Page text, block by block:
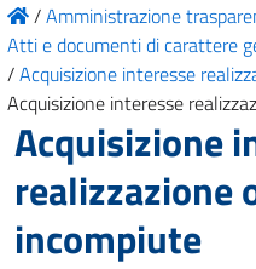
/Amministrazione
Atti e documenti di carattere
/Acquisizione interesse
Acquisizione interesse
Acquisizione
realizzazione
incompiute